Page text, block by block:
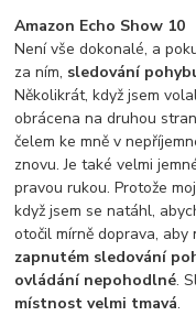
Amazon Echo Show 10
Není vše dokonalé, a
za ním, sledování
Několikrát, když jsem
obrácena na druhou
čelem ke mně v
znovu. Je také velmi
pravou rukou. Protože
když jsem se natáhl,
otočil mírně doprava, aby
zapnutém sledování
ovládání nepohodlné.
místnost velmi tmavá.